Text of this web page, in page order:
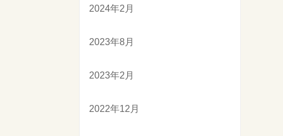
2024年2月
2023年8月
2023年2月
2022年12月